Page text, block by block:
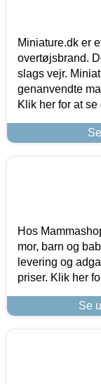
Miniature.dk er
overtøjsbrand.
slags vejr.
genanvendte
Klik her for at
Hos
mor, barn og
levering og
priser. Klik her
Se